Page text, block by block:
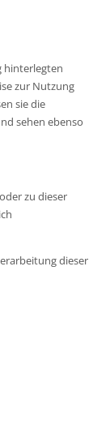
hinterlegten
zur Nutzung
sie die
sehen ebenso
zu dieser
dieser